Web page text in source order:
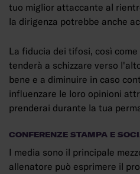
tuo miglior attaccante al
la dirigenza potrebbe anche
La fiducia dei tifosi, così
tenderà a schizzare verso
bene e a diminuire in caso
influenzare le loro opinioni
prenderai durante la tua
CONFERENZE STAMPA E
I media sono il principale
allenatore può esprimere il